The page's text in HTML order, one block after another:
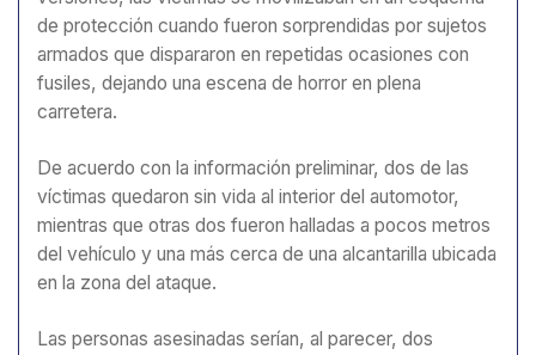
de protección cuando fueron sorprendidas por sujetos
armados que dispararon en repetidas ocasiones con
fusiles, dejando una escena de horror en plena
carretera.
De acuerdo con la información preliminar, dos de las
víctimas quedaron sin vida al interior del automotor,
mientras que otras dos fueron halladas a pocos metros
del vehículo y una más cerca de una alcantarilla ubicada
en la zona del ataque.
Las personas asesinadas serían, al parecer, dos